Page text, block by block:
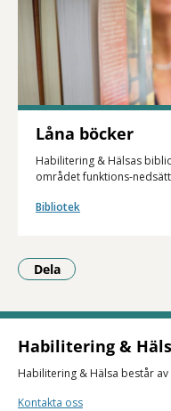
Låna böcker
Habilitering & Hälsas
området funktions-
Bibliotek
Dela
- Klicka för att
Habilitering &
Habilitering & Hälsa består
Kontakta oss